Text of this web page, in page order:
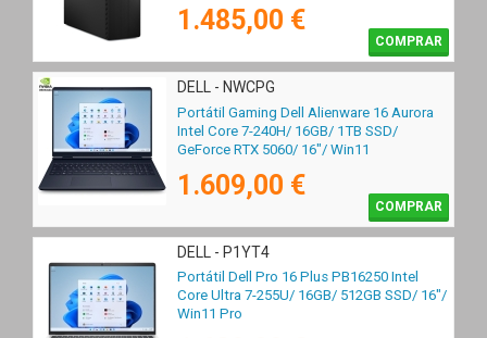
1.485,00 €
COMPRAR
DELL - NWCPG
Portátil Gaming Dell Alienware 16 Aurora
Intel Core 7-240H/ 16GB/ 1TB SSD/
GeForce RTX 5060/ 16"/ Win11
1.609,00 €
COMPRAR
DELL - P1YT4
Portátil Dell Pro 16 Plus PB16250 Intel
Core Ultra 7-255U/ 16GB/ 512GB SSD/ 16"/
Win11 Pro